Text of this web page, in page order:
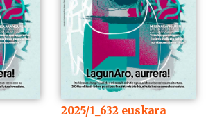
2025/1_632 euskara